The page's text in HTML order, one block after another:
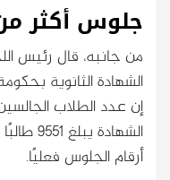
جلوس أكثر من 9551
من جانبه، قال رئيس
الشهادة الثانوية
إن عدد الطلاب
أرقام الجلوس فعليًا.